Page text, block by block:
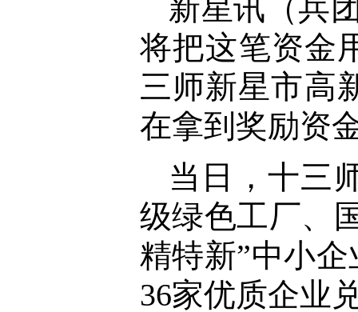
新星讯（兵
将把这笔资金
三师新星市高
在拿到奖励资
当日，十三
级绿色工厂、
精特新”中小
36家优质企业